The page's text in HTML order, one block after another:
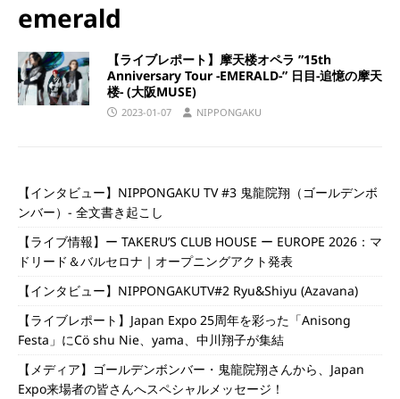
emerald
【ライブレポート】摩天楼オペラ ”15th
Anniversary Tour -EMERALD-” 日目-追憶の摩天
楼- (大阪MUSE)
2023-01-07 NIPPONGAKU
【インタビュー】NIPPONGAKU TV #3 鬼龍院翔（ゴールデンボ
ンバー）- 全文書き起こし
【ライブ情報】ー TAKERU’S CLUB HOUSE ー EUROPE 2026：マ
ドリード＆バルセロナ｜オープニングアクト発表
【インタビュー】NIPPONGAKUTV#2 Ryu&Shiyu (Azavana)
【ライブレポート】Japan Expo 25周年を彩った「Anisong
Festa」にCö shu Nie、yama、中川翔子が集結
【メディア】ゴールデンボンバー・鬼龍院翔さんから、Japan
Expo来場者の皆さんへスペシャルメッセージ！